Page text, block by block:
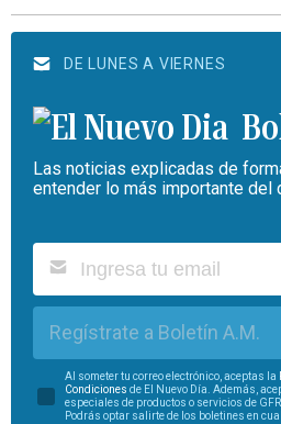
DE LUNES A VIERNES
Las noticias explicadas de
entender lo más importante del
Regístrate a Boletín A.M.
Al someter tu correo electrónico, aceptas la
Condiciones de El Nuevo Día. Además,
especiales de productos o servicios de
Podrás optar salirte de los boletines en